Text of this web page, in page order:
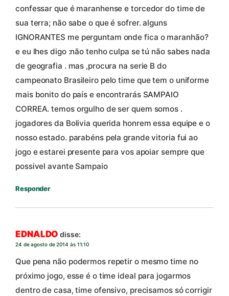
confessar que é maranhense e torcedor do time de
sua terra; não sabe o que é sofrer. alguns
IGNORANTES me perguntam onde fica o maranhão?
e eu lhes digo :não tenho culpa se tú não sabes nada
de geografia . mas ,procura na serie B do
campeonato Brasileiro pelo time que tem o uniforme
mais bonito do país e encontrarás SAMPAIO
CORREA. temos orgulho de ser quem somos .
jogadores da Bolivia querida honrem essa equipe e o
nosso estado. parabéns pela grande vitoria fui ao
jogo e estarei presente para vos apoiar sempre que
possivel avante Sampaio
Responder
EDNALDO disse:
24 de agosto de 2014 às 11:10
Que pena não podermos repetir o mesmo time no
próximo jogo, esse é o time ideal para jogarmos
dentro de casa, time ofensivo, precisamos só corrigir